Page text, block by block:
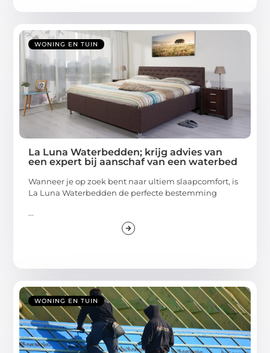
WONING EN TUIN
La Luna Waterbedden; krijg advies van
een expert bij aanschaf van een waterbed
Wanneer je op zoek bent naar ultiem slaapcomfort, is
La Luna Waterbedden de perfecte bestemming
...
WONING EN TUIN